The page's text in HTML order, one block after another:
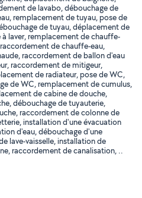
de lavabo, débouchage de
remplacement de tuyau, pose de
de tuyau, déplacement de
laver, remplacement de chauffe-
de chauffe-eau,
raccordement de ballon d'eau
raccordement de mitigeur,
de radiateur, pose de WC,
de WC, remplacement de cumulus,
de cabine de douche,
débouchage de tuyauterie,
raccordement de colonne de
installation d'une évacuation
d'eau, débouchage d'une
lave-vaisselle, installation de
raccordement de canalisation, ..